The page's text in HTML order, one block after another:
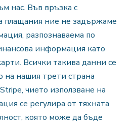
нас. Във връзка с
плащания ние не задържаме
разпознаваема по
информация като
Всички такива данни се
на нашия трети страна
чието използване на
се регулира от тяхната
която може да бъде